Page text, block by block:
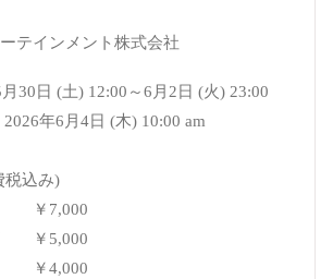
テインメント株式会社
30日 (土) 12:00～6月2日 (火) 23:00
年6月4日 (木) 10:00 am
込み)
7,000
￥5,000
￥4,000